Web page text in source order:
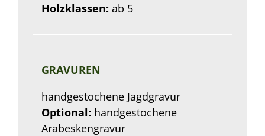
Holzklassen: ab 5
GRAVUREN
handgestochene Jagdgravur
Optional: handgestochene
Arabeskengravur